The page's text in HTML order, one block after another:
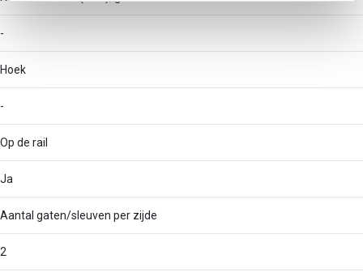
-
Hoek
-
Op de rail
Ja
Aantal gaten/sleuven per zijde
2